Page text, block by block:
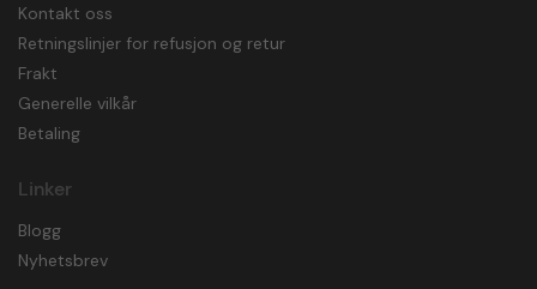
Kontakt oss
Retningslinjer for refusjon og retur
Frakt
Generelle vilkår
Betaling
Linker
Blogg
Nyhetsbrev